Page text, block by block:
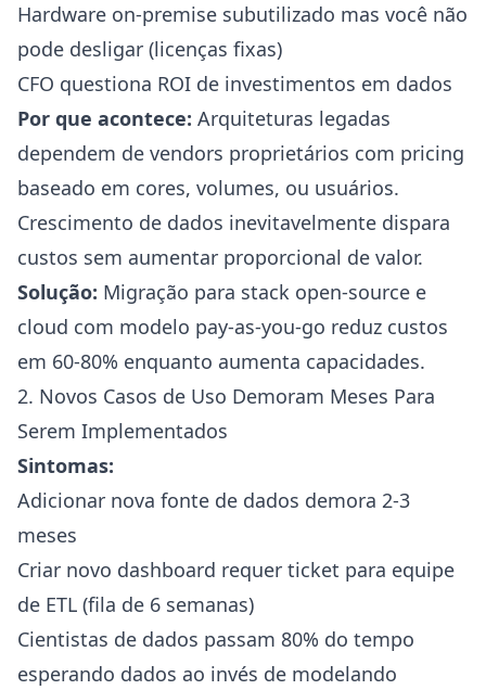
Hardware on-premise subutilizado mas você não
pode desligar (licenças fixas)
CFO questiona ROI de investimentos em dados
Por que acontece: Arquiteturas legadas
dependem de vendors proprietários com pricing
baseado em cores, volumes, ou usuários.
Crescimento de dados inevitavelmente dispara
custos sem aumentar proporcional de valor.
Solução: Migração para stack open-source e
cloud com modelo pay-as-you-go reduz custos
em 60-80% enquanto aumenta capacidades.
2. Novos Casos de Uso Demoram Meses Para
Serem Implementados
Sintomas:
Adicionar nova fonte de dados demora 2-3
meses
Criar novo dashboard requer ticket para equipe
de ETL (fila de 6 semanas)
Cientistas de dados passam 80% do tempo
esperando dados ao invés de modelando